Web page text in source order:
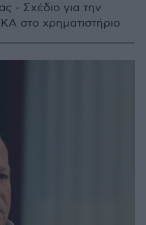
- Σχέδιο για την
στο χρηματιστήριο